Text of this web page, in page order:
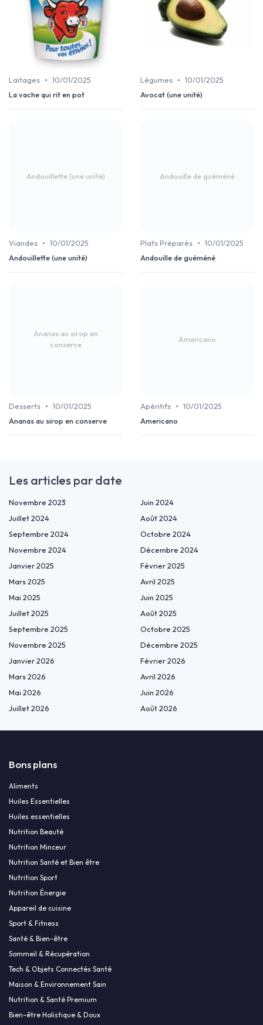
Laitages • 10/01/2025
La vache qui rit en pot
Légumes • 10/01/2025
Avocat (une unité)
Andouillette (une unité)
Viandes • 10/01/2025
Andouillette (une unité)
Andouille de guéméné
Plats Préparés • 10/01/2025
Andouille de guéméné
Ananas au sirop en
conserve
Desserts • 10/01/2025
Ananas au sirop en conserve
Americano
Apéritifs • 10/01/2025
Americano
Les articles par date
Novembre 2023
Juin 2024
Juillet 2024
Août 2024
Septembre 2024
Octobre 2024
Novembre 2024
Décembre 2024
Janvier 2025
Février 2025
Mars 2025
Avril 2025
Mai 2025
Juin 2025
Juillet 2025
Août 2025
Septembre 2025
Octobre 2025
Novembre 2025
Décembre 2025
Janvier 2026
Février 2026
Mars 2026
Avril 2026
Mai 2026
Juin 2026
Juillet 2026
Août 2026
Bons plans
Aliments
Huiles Essentielles
Huiles essentielles
Nutrition Beauté
Nutrition Minceur
Nutrition Santé et Bien être
Nutrition Sport
Nutrition Énergie
Appareil de cuisine
Sport & Fitness
Santé & Bien-être
Sommeil & Récupération
Tech & Objets Connectés Santé
Maison & Environnement Sain
Nutrition & Santé Premium
Bien-être Holistique & Doux